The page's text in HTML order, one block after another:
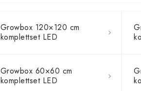
Growbox 120×120 cm
komplettset LED
Growbox 60×60 cm
komplettset LED